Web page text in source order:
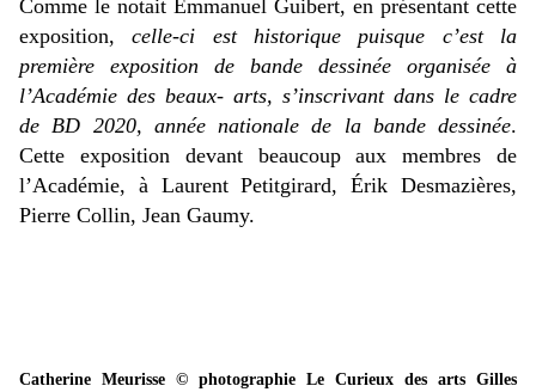
Comme le notait Emmanuel Guibert, en présentant cette
exposition,celle-ci est historique puisque c’est la
première exposition de bande dessinée organisée à
l’Académie des beaux- arts, s’inscrivant dans le cadre
de BD 2020, année nationale de la bande dessinée.
Cette exposition devant beaucoup aux membres de
l’Académie, à Laurent Petitgirard, Érik Desmazières,
Pierre Collin, Jean Gaumy.
Catherine Meurisse © photographie Le Curieux des arts Gilles